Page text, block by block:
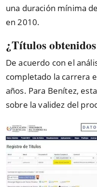
una duración mínima
en 2010.
¿Títulos
De acuerdo con el
completado la carrera
años. Para Benítez,
sobre la validez del